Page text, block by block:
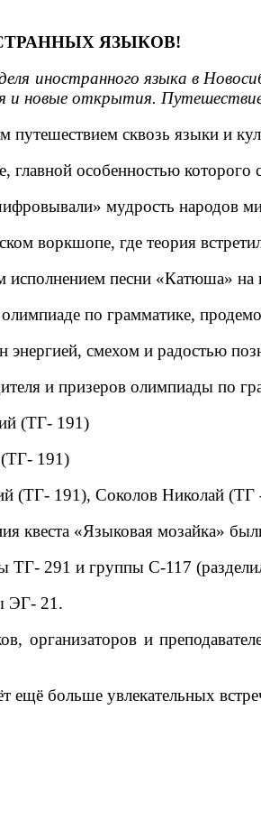
ЯЗЫКОВ!
иностранного языка в
и новые открытия.
путешествием сквозь языки и
главной особенностью
мудрость народов
воркшопе, где теория
исполнением песни «Катюша»
по грамматике,
смехом и радостью
и призеров олимпиады по
(ТГ- 191)
191)
(ТГ- 191), Соколов Николай (ТГ
квеста «Языковая мозайка»
291 и группы С-117
ЭГ- 21.
организаторов и
ещё больше увлекательных